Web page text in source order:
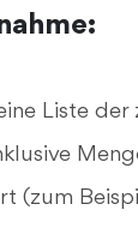
Liste
(zum